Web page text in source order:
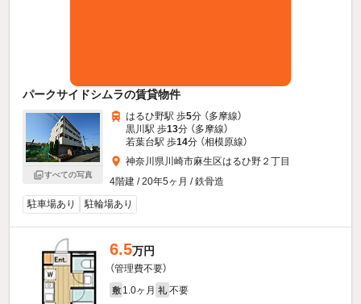
パークサイドシムラの賃貸物件
すべての写真
はるひ野駅 歩5分 （多摩線）
黒川駅 歩13分 （多摩線）
若葉台駅 歩14分 （相模原線）
神奈川県川崎市麻生区はるひ野２丁目
4階建 / 20年5ヶ月 / 鉄骨造
駐車場あり
駐輪場あり
6.5万円
（管理費不要）
敷 1.0ヶ月 礼 不要